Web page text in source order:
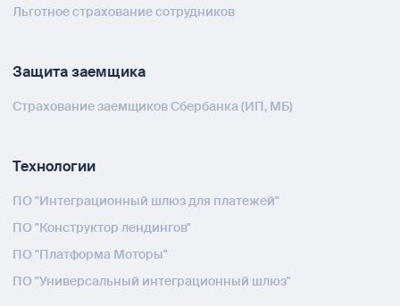
Льготное страхование сотрудников
Защита заемщика
Страхование заемщиков Сбербанка (ИП, МБ)
Технологии
ПО "Интеграционный шлюз для платежей"
ПО "Конструктор лендингов"
ПО "Платформа Моторы"
ПО "Универсальный интеграционный шлюз"